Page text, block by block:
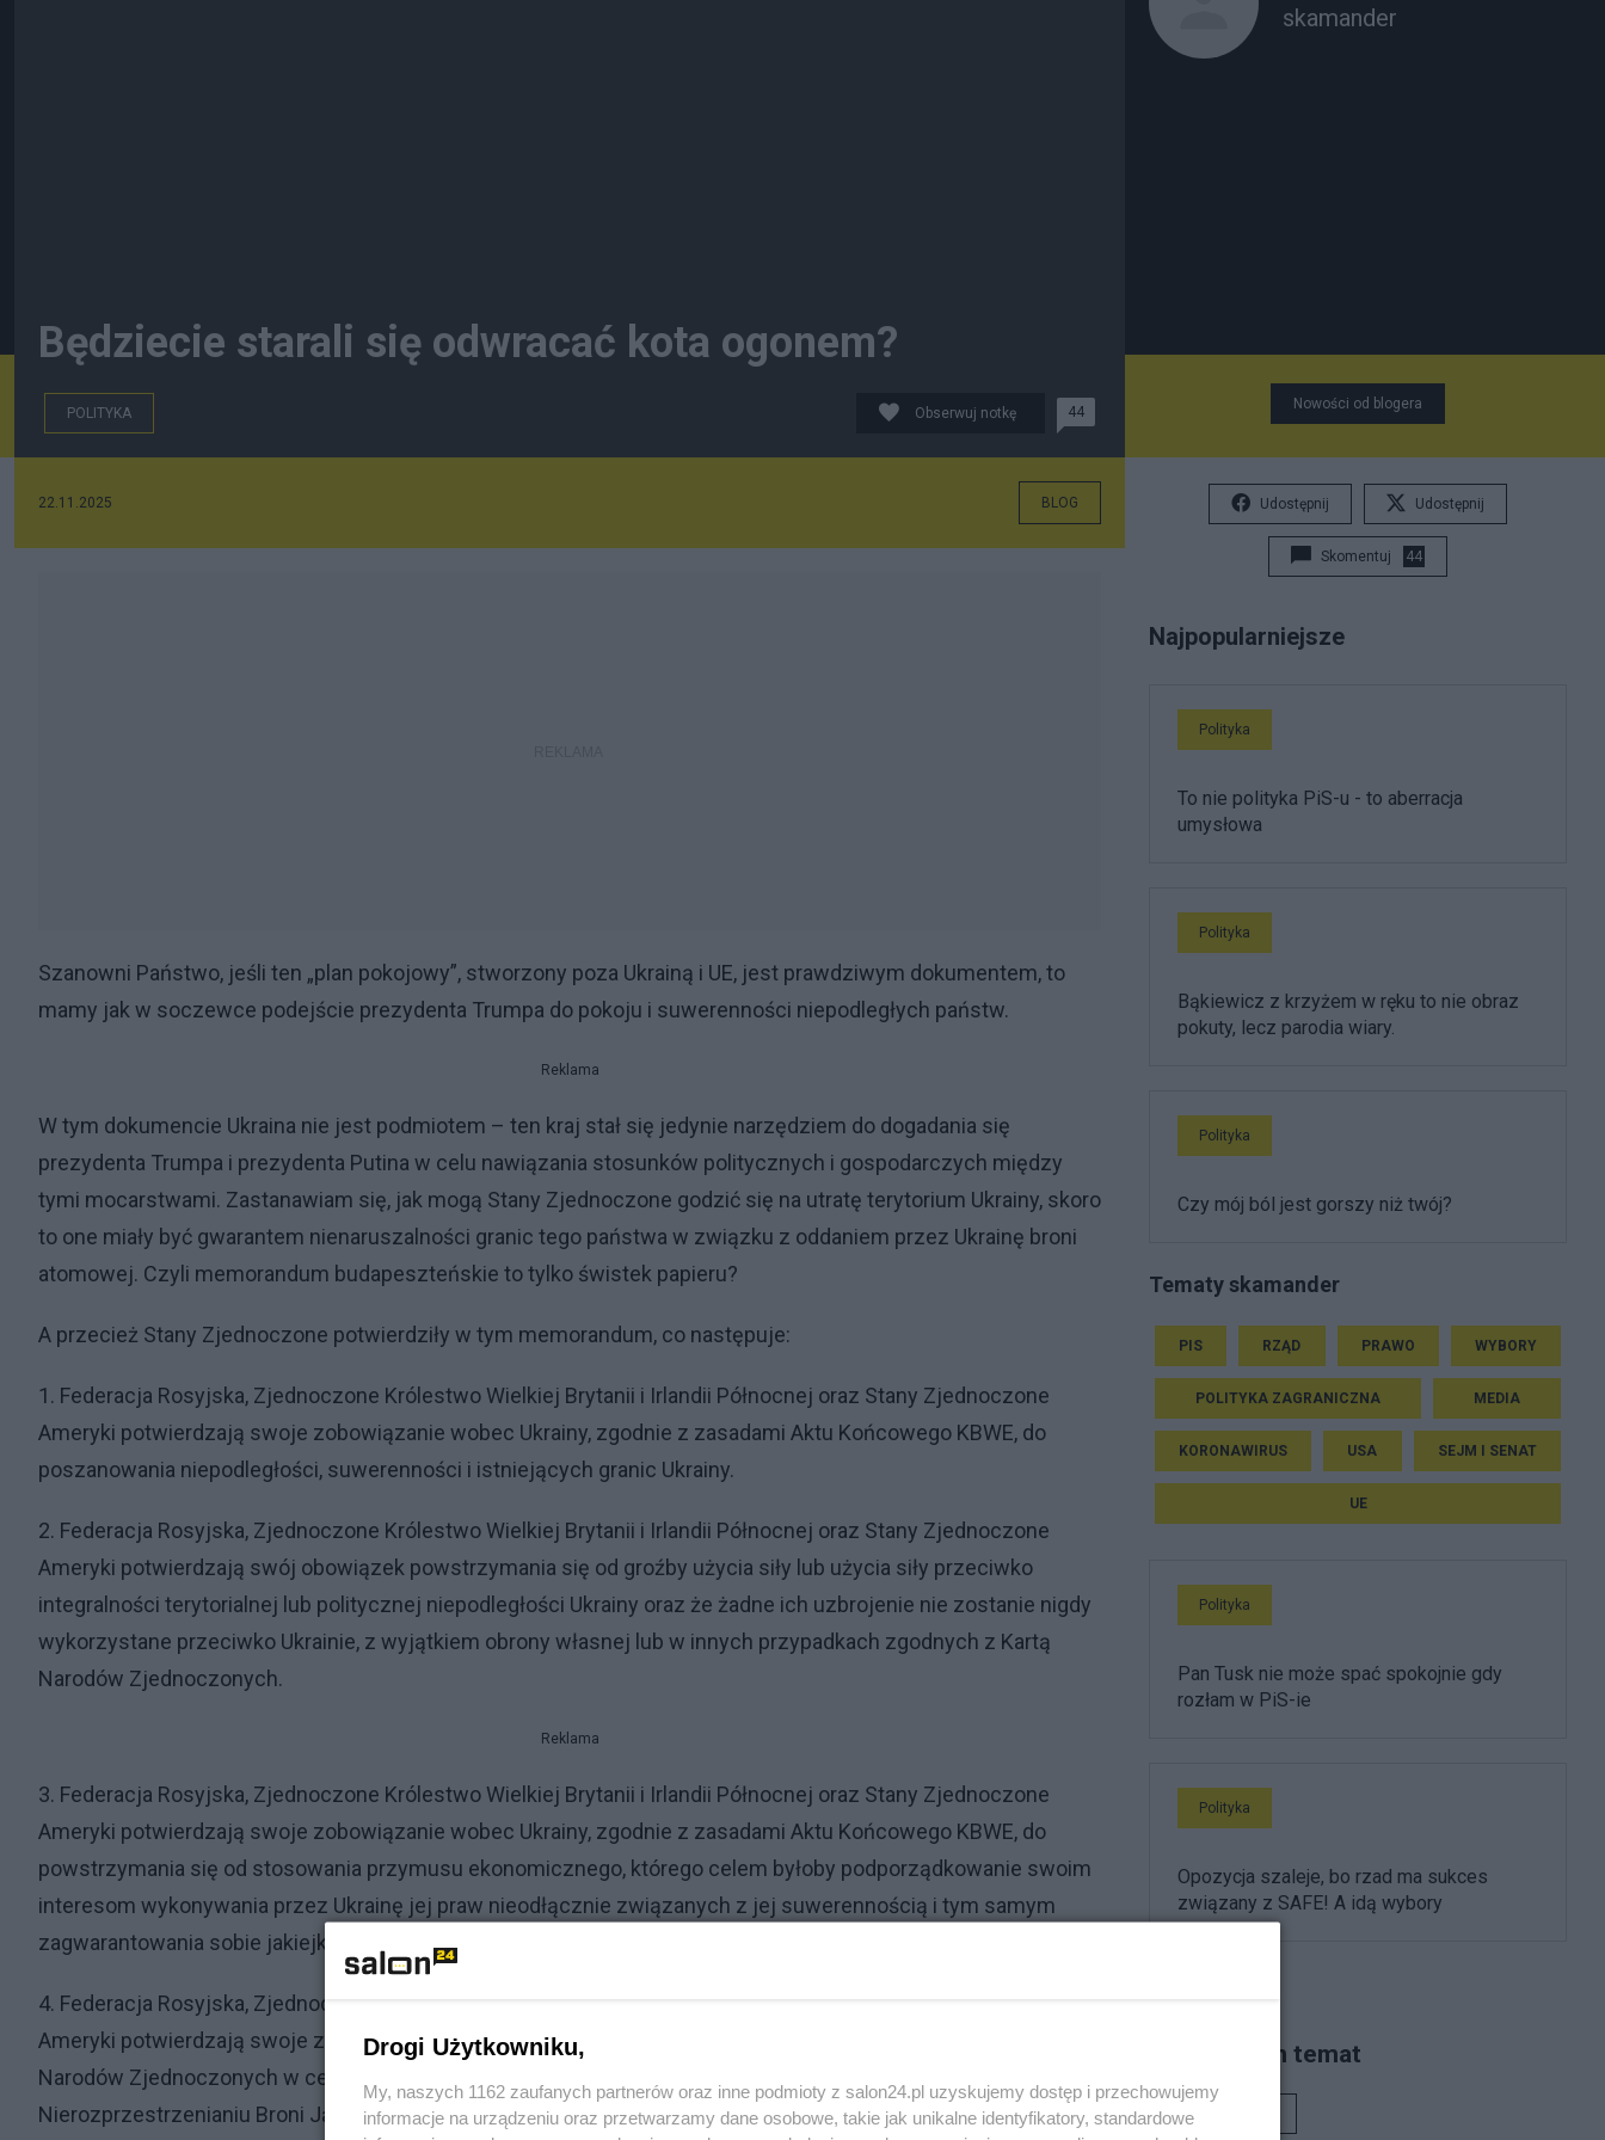
Będziecie starali się odwracać kota ogonem?
POLITYKA Obserwuj notkę 44
22.11.2025 BLOG
Szanowni Państwo, jeśli ten „plan pokojowy”, stworzony poza Ukrainą i UE, jest prawdziwym dokumentem, to
mamy jak w soczewce podejście prezydenta Trumpa do pokoju i suwerenności niepodległych państw.
Reklama
W tym dokumencie Ukraina nie jest podmiotem – ten kraj stał się jedynie narzędziem do dogadania się
prezydenta Trumpa i prezydenta Putina w celu nawiązania stosunków politycznych i gospodarczych między
tymi mocarstwami. Zastanawiam się, jak mogą Stany Zjednoczone godzić się na utratę terytorium Ukrainy, skoro
to one miały być gwarantem nienaruszalności granic tego państwa w związku z oddaniem przez Ukrainę broni
atomowej. Czyli memorandum budapeszteńskie to tylko świstek papieru?
A przecież Stany Zjednoczone potwierdziły w tym memorandum, co następuje:
1. Federacja Rosyjska, Zjednoczone Królestwo Wielkiej Brytanii i Irlandii Północnej oraz Stany Zjednoczone
Ameryki potwierdzają swoje zobowiązanie wobec Ukrainy, zgodnie z zasadami Aktu Końcowego KBWE, do
poszanowania niepodległości, suwerenności i istniejących granic Ukrainy.
2. Federacja Rosyjska, Zjednoczone Królestwo Wielkiej Brytanii i Irlandii Północnej oraz Stany Zjednoczone
Ameryki potwierdzają swój obowiązek powstrzymania się od groźby użycia siły lub użycia siły przeciwko
integralności terytorialnej lub politycznej niepodległości Ukrainy oraz że żadne ich uzbrojenie nie zostanie nigdy
wykorzystane przeciwko Ukrainie, z wyjątkiem obrony własnej lub w innych przypadkach zgodnych z Kartą
Narodów Zjednoczonych.
Reklama
3. Federacja Rosyjska, Zjednoczone Królestwo Wielkiej Brytanii i Irlandii Północnej oraz Stany Zjednoczone
Ameryki potwierdzają swoje zobowiązanie wobec Ukrainy, zgodnie z zasadami Aktu Końcowego KBWE, do
powstrzymania się od stosowania przymusu ekonomicznego, którego celem byłoby podporządkowanie swoim
interesom wykonywania przez Ukrainę jej praw nieodłącznie związanych z jej suwerennością i tym samym
zagwarantowania sobie jakiejkolwiek przewagi.
4. Federacja Rosyjska, Zjednoczone Królestwo Wielkiej Brytanii i Irlandii Północnej oraz Stany Zjednoczone
Ameryki potwierdzają swoje zobowiązanie do poszukiwania natychmiastowego działania Rady Bezpieczeństwa
Narodów Zjednoczonych w celu zapewnienia wsparcia Ukrainie, jako nienuklearnego państwa-strony Traktatu o
Nierozprzestrzenianiu Broni Jądrowej, jeżeli Ukraina stałaby się ofiarą aktu agresji lub adresatem gróźb agresji,
skamander
Nowości od blogera
Udostępnij Udostępnij
Skomentuj 44
Najpopularniejsze
Polityka
To nie polityka PiS-u - to aberracja
umysłowa
Polityka
Bąkiewicz z krzyżem w ręku to nie obraz
pokuty, lecz parodia wiary.
Polityka
Czy mój ból jest gorszy niż twój?
Tematy skamander
PIS RZĄD PRAWO WYBORY
POLITYKA ZAGRANICZNA MEDIA
KORONAWIRUS USA SEJM I SENAT
UE
Polityka
Pan Tusk nie może spać spokojnie gdy
rozłam w PiS-ie
Polityka
Opozycja szaleje, bo rzad ma sukces
związany z SAFE! A idą wybory
Piszą na ten temat
Drogi Użytkowniku,
My, naszych 1162 zaufanych partnerów oraz inne podmioty z salon24.pl uzyskujemy dostęp i przechowujemy
informacje na urządzeniu oraz przetwarzamy dane osobowe, takie jak unikalne identyfikatory, standardowe